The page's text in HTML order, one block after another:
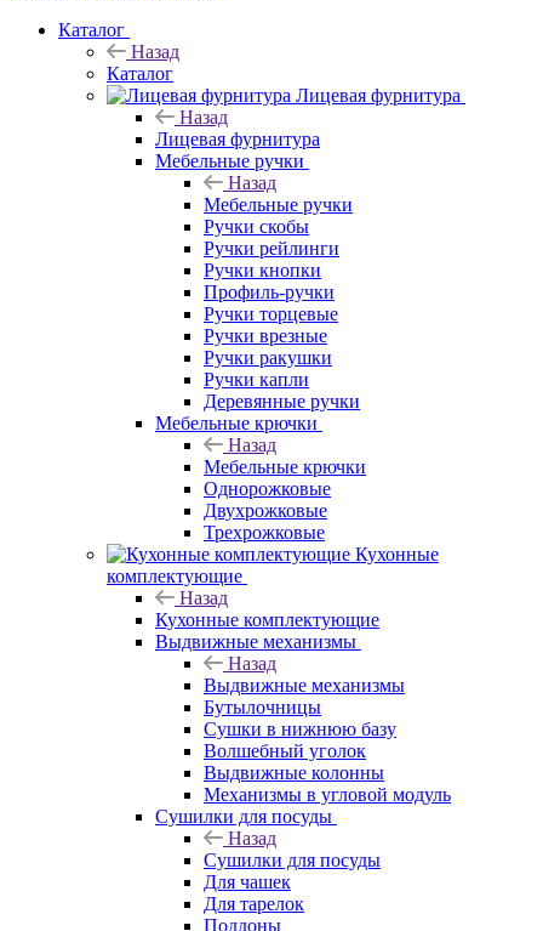
Каталог
Назад
Каталог
Лицевая фурнитура
Назад
Лицевая фурнитура
Мебельные ручки
Назад
Мебельные ручки
Ручки скобы
Ручки рейлинги
Ручки кнопки
Профиль-ручки
Ручки торцевые
Ручки врезные
Ручки ракушки
Ручки капли
Деревянные ручки
Мебельные крючки
Назад
Мебельные крючки
Однорожковые
Двухрожковые
Трехрожковые
Кухонные
комплектующие
Назад
Кухонные комплектующие
Выдвижные механизмы
Назад
Выдвижные механизмы
Бутылочницы
Сушки в нижнюю базу
Волшебный уголок
Выдвижные колонны
Механизмы в угловой модуль
Сушилки для посуды
Назад
Сушилки для посуды
Для чашек
Для тарелок
Поддоны